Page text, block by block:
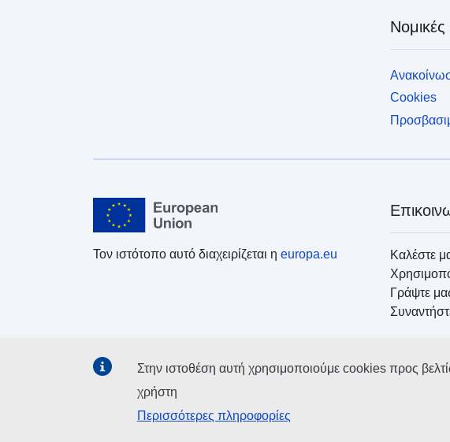
Cookies
Τον ιστότοπο αυτό διαχειρίζεται η europa.eu Καλέστε
Γράψτε
Στην ιστοθέση αυτή χρησιμοποιούμε cookies προς
χρήστη
Περισσότερες πληροφορίες